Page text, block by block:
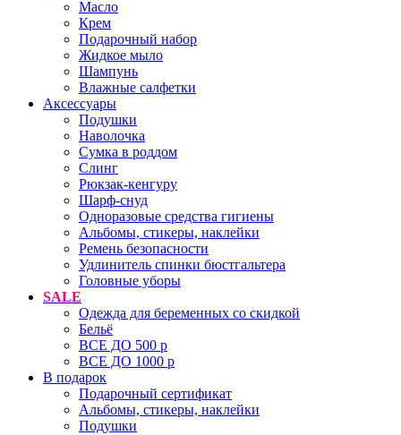
Масло
Крем
Подарочный набор
Жидкое мыло
Шампунь
Влажные салфетки
Аксессуары
Подушки
Наволочка
Сумка в роддом
Cлинг
Рюкзак-кенгуру
Шарф-снуд
Одноразовые средства гигиены
Альбомы, стикеры, наклейки
Ремень безопасности
Удлинитель спинки бюстгальтера
Головные уборы
SALE
Одежда для беременных со скидкой
Бельё
ВСЕ ДО 500 р
ВСЕ ДО 1000 р
В подарок
Подарочный сертификат
Альбомы, стикеры, наклейки
Подушки